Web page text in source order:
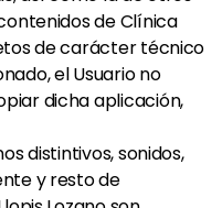
de Clínica
de carácter técnico
el Usuario no
dicha aplicación,
distintivos, sonidos,
y resto de